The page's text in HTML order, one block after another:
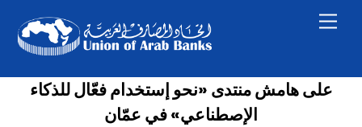
content
على هامش منتدى «نحو إستخدام فعّال للذكاء
الإصطناعي» في عمّان